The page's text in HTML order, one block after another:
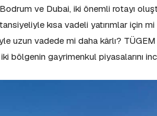
Bodrum ve Dubai, iki önemli rotayı
kısa vadeli yatırımlar için
uzun vadede mi daha kârlı?
bölgenin gayrimenkul piyasalarını